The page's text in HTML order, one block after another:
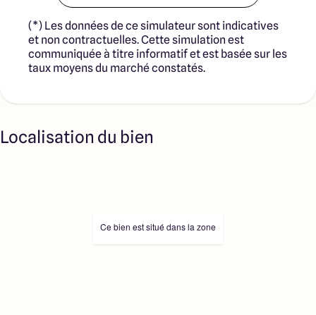
(*) Les données de ce simulateur sont indicatives
et non contractuelles. Cette simulation est
communiquée à titre informatif et est basée sur les
taux moyens du marché constatés.
Localisation du bien
Ce bien est situé dans la zone